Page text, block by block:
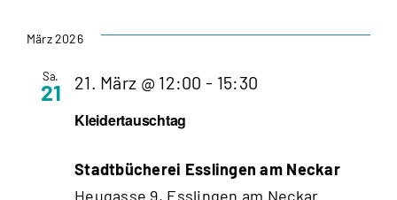
März 2026
Sa.
21
Kleidertauschtag
21. März @ 12:00 - 15:30
Stadtbücherei Esslingen am Neckar
Heugasse 9, Esslingen am Neckar